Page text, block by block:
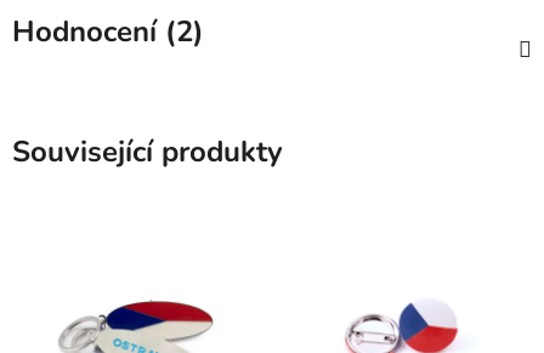
Hodnocení (2)
Související produkty